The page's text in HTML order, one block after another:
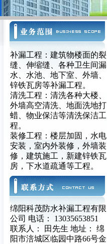
补漏工程：建筑物楼面的裂
缝、伸缩缝、各种卫生间漏
水、水池、地下室、外墙、
锌铁瓦房等补漏工程。
清洗工程：清洗各种大楼、
外墙高空清洗、地面洗地打
蜡、物业保洁等清洗保洁工
程。
装修工程：楼层加固，水电
安装，室内外装修，外墙装
修，建筑施工，新建锌铁瓦
房，下水道疏通等工程。
绵阳科茂防水补漏工程有限
公司 电话： 13035653851
联系人： 田先生 地址： 绵
阳市涪城区临园中路66号金